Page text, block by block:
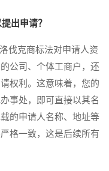
出申请？
克商标法对申请人资
公司、个体工商户，还
权利。这意味着，您的
事处，即可直接以其名
的申请人名称、地址等
格一致，这是后续所有